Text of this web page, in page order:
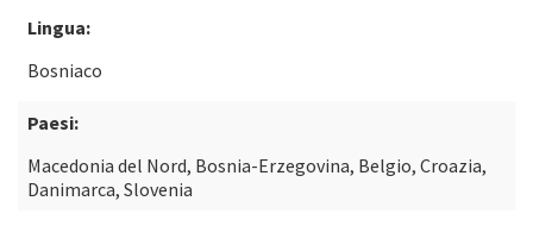
Lingua:
Bosniaco
Paesi:
Macedonia del Nord, Bosnia-Erzegovina, Belgio, Croazia,
Danimarca, Slovenia